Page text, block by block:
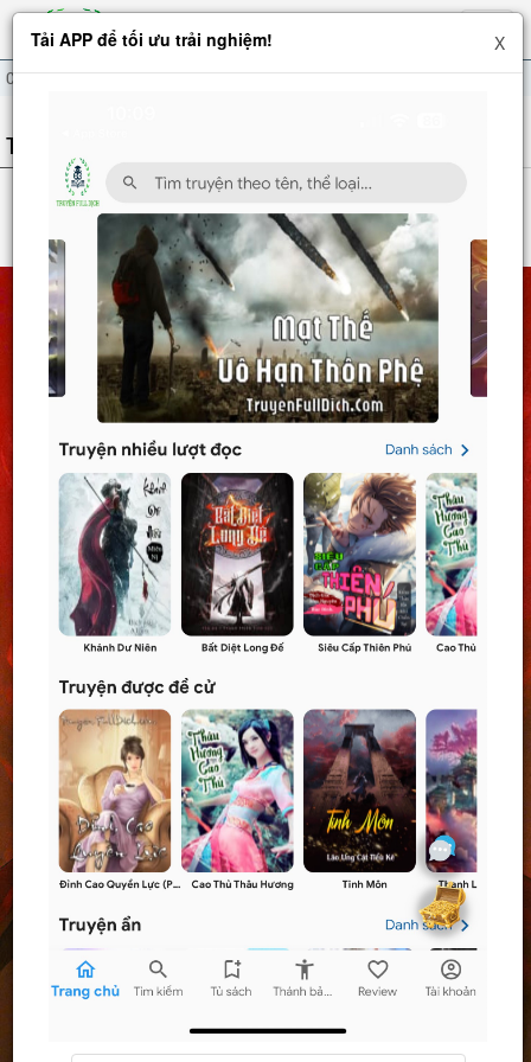
Hiện
menu
Chung Cực Đấu La
THÔNG TIN TRUYỆN
CHUNG CỰC ĐẤU LA
Tải APP để tối ưu trải nghiệm! X